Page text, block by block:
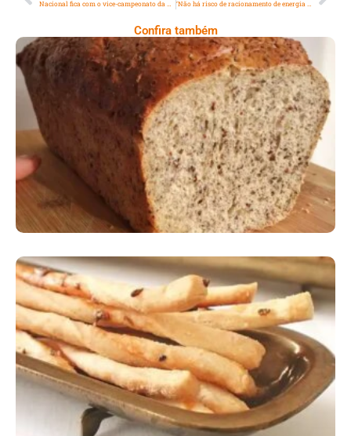
Confira também
Comer Bem: Pão Low Carb
Comer Bem: Palitinhos De Cebola E Salsa